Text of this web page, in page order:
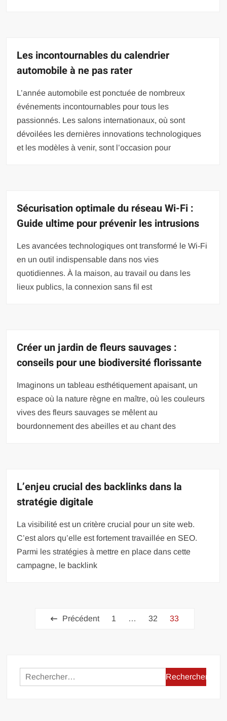
Les incontournables du calendrier
automobile à ne pas rater
L’année automobile est ponctuée de nombreux
événements incontournables pour tous les
passionnés. Les salons internationaux, où sont
dévoilées les dernières innovations technologiques
et les modèles à venir, sont l’occasion pour
Sécurisation optimale du réseau Wi-Fi :
Guide ultime pour prévenir les intrusions
Les avancées technologiques ont transformé le Wi-Fi
en un outil indispensable dans nos vies
quotidiennes. À la maison, au travail ou dans les
lieux publics, la connexion sans fil est
Créer un jardin de fleurs sauvages :
conseils pour une biodiversité florissante
Imaginons un tableau esthétiquement apaisant, un
espace où la nature règne en maître, où les couleurs
vives des fleurs sauvages se mêlent au
bourdonnement des abeilles et au chant des
L’enjeu crucial des backlinks dans la
stratégie digitale
La visibilité est un critère crucial pour un site web.
C’est alors qu’elle est fortement travaillée en SEO.
Parmi les stratégies à mettre en place dans cette
campagne, le backlink
PaginationPrécédent 1 … 32 33
Rechercher :